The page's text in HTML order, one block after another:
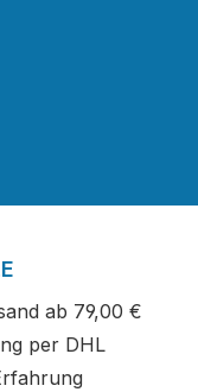
ab 79,00 €
per DHL